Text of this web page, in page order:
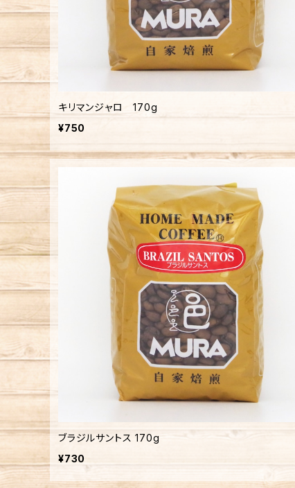
キリマンジャロ 170g
¥750
ブラジルサントス 170g
¥730